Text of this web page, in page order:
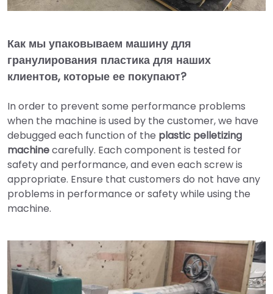
Как мы упаковываем машину для
гранулирования пластика для наших
клиентов, которые ее покупают?
In order to prevent some performance problems
when the machine is used by the customer, we have
debugged each function of the plastic pelletizing
machinecarefully. Each component is tested for
safety and performance, and even each screw is
appropriate. Ensure that customers do not have any
problems in performance or safety while using the
machine.